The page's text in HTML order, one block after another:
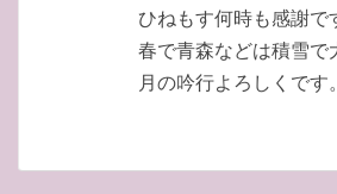
ひねもす何時も感謝
春で青森などは積雪で
月の吟行よろしくです。